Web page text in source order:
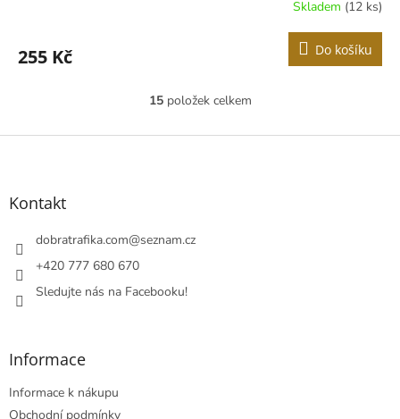
Skladem (12 ks)
255 Kč Do košíku
O
l
15položek celkem
Z
Kontakt
dobratrafika.com@seznam.cz
+420 777 680 670
Sledujte nás na Facebooku!
Informace
Informace k nákupu
Obchodní podmínky